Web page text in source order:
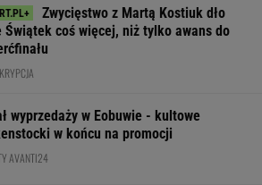
Zwycięstwo z Martą Kostiuk dło
Świątek coś więcej, niż tylko awans do
wyprzedaży w Eobuwie - kultowe
w końcu na promocji
AVANTI24